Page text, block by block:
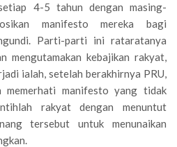
4-5 tahun dengan masing-
manifesto mereka bagi
Parti-parti ini rataratanya
mengutamakan kebajikan rakyat,
ialah, setelah berakhirnya PRU,
manifesto yang tidak
rakyat dengan menuntut
tersebut untuk menunaikan